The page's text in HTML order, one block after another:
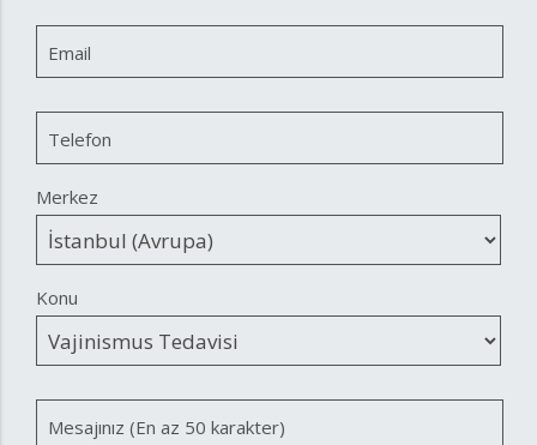
Email
Telefon
Merkez
Konu
Mesajınız (En az 50 karakter)